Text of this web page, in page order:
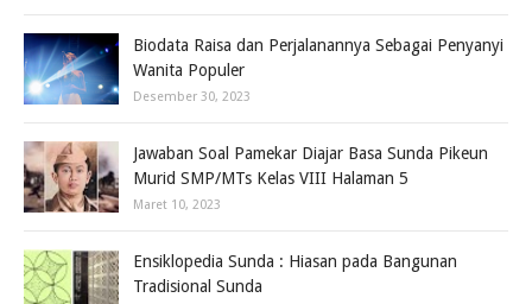
Biodata Raisa dan Perjalanannya Sebagai Penyanyi
Wanita Populer
Desember 30, 2023
Jawaban Soal Pamekar Diajar Basa Sunda Pikeun
Murid SMP/MTs Kelas VIII Halaman 5
Maret 10, 2023
Ensiklopedia Sunda : Hiasan pada Bangunan
Tradisional Sunda